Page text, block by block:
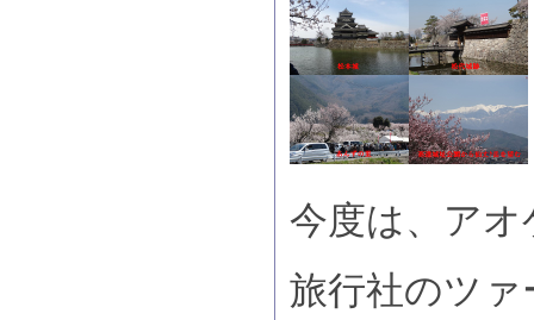
今度は、ア
旅行社のツァ